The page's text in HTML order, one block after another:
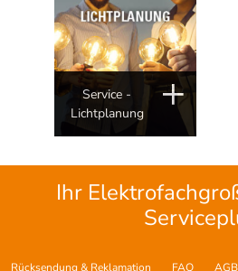
Service -
Lichtplanung
Ihr
Rücksendung & Reklamation FAQ AGB